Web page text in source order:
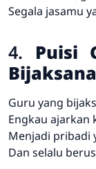
Segala jasamu
4. Puisi
Bijaksana
Guru yang
Engkau ajarkan
Menjadi pribadi
Dan selalu